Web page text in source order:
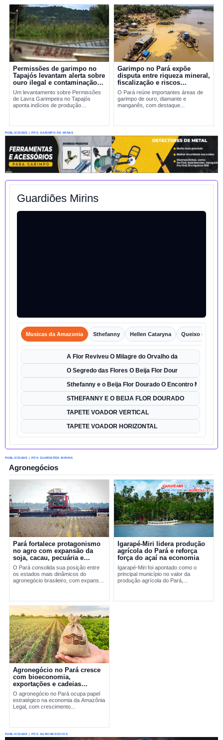
Permissões de garimpo no
Tapajós levantam alerta sobre
ouro ilegal e contaminação
por mercúrio
Um levantamento sobre Permissões
de Lavra Garimpeira no Tapajós
aponta indícios de produção
preocupações sobre...
Garimpo no Pará expõe
disputa entre riqueza mineral,
fiscalização e riscos
ambientais
O Pará reúne importantes áreas de
garimpo de ouro, diamante e
manganês, com destaque...
PUBLICIDADE | PÓS GARIMPO DE MINAS
Guardiões Mirins
Musicas da Amazonia Sthefanny Hellen Cataryna Queixo o Porco
A Flor Reviveu O Milagre do Orvalho da
O Segredo das Flores O Beija Flor Dour
Sthefanny e o Beija Flor Dourado O Encontro Mágico
STHEFANNY E O BEIJA FLOR DOURADO
TAPETE VOADOR VERTICAL
TAPETE VOADOR HORIZONTAL
PUBLICIDADE | PÓS GUARDIÕES MIRINS
Agronegócios
Pará fortalece protagonismo
no agro com expansão da
soja, cacau, pecuária e
exportações
O Pará consolida sua posição entre
os estados mais dinâmicos do
agronegócio brasileiro, com expansão
Igarapé-Miri lidera produção
agrícola do Pará e reforça
força do açaí na economia
Igarapé-Miri foi apontado como o
principal município no valor da
produção agrícola do Pará,...
Agronegócio no Pará cresce
com bioeconomia,
exportações e cadeias
produtivas estratégicas
O agronegócio no Pará ocupa papel
estratégico na economia da Amazônia
Legal, com crescimento...
PUBLICIDADE | PÓS AGRONEGÓCIOS